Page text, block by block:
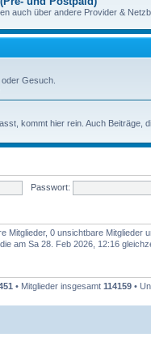
auch über andere Provider &
Gesuch.
kommt hier rein. Auch Beiträge,
Passwort:
Mitglieder, 0 unsichtbare
am Sa 28. Feb 2026, 12:16
• Mitglieder insgesamt 114159 •